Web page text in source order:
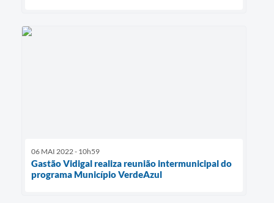
06 MAI 2022 - 10h59
Gastão Vidigal realiza reunião intermunicipal do
programa Município VerdeAzul